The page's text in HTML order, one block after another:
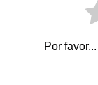
Por